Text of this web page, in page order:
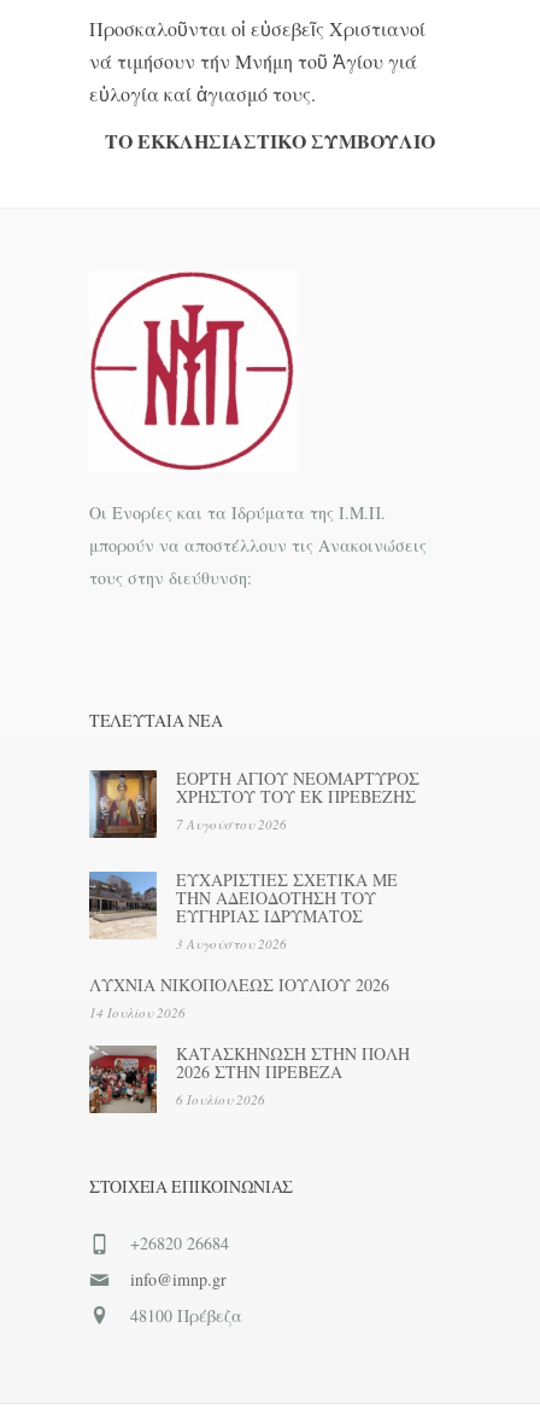
Προσκαλοῦνται οἱ εὐσεβεῖς Χριστιανοί
νά τιμήσουν τήν Μνήμη τοῦ Ἁγίου γιά
εὐλογία καί ἁγιασμό τους.
ΤΟ ΕΚΚΛΗΣΙΑΣΤΙΚΟ ΣΥΜΒΟΥΛΙΟ
Οι Ενορίες και τα Ιδρύματα της Ι.Μ.Π.
μπορούν να αποστέλλουν τις Ανακοινώσεις
τους στην διεύθυνση:
ΤΕΛΕΥΤΑΊΑ ΝΕΑ
ΕΟΡΤΗ ΑΓΙΟΥ ΝΕΟΜΑΡΤΥΡΟΣ
ΧΡΗΣΤΟΥ ΤΟΥ ΕΚ ΠΡΕΒΕΖΗΣ
7 Αυγούστου 2026
ΕΥΧΑΡΙΣΤΙΕΣ ΣΧΕΤΙΚΑ ΜΕ
ΤΗΝ ΑΔΕΙΟΔΟΤΗΣΗ ΤΟΥ
ΕΥΓΗΡΙΑΣ ΙΔΡΥΜΑΤΟΣ
3 Αυγούστου 2026
ΛΥΧΝΙΑ ΝΙΚΟΠΟΛΕΩΣ ΙΟΥΛΙΟΥ 2026
14 Ιουλίου 2026
ΚΑΤΑΣΚΗΝΩΣΗ ΣΤΗΝ ΠΟΛΗ
2026 ΣΤΗΝ ΠΡΕΒΕΖΑ
6 Ιουλίου 2026
ΣΤΟΙΧΕΊΑ ΕΠΙΚΟΙΝΩΝΊΑΣ
+26820 26684
info@imnp.gr
48100 Πρέβεζα